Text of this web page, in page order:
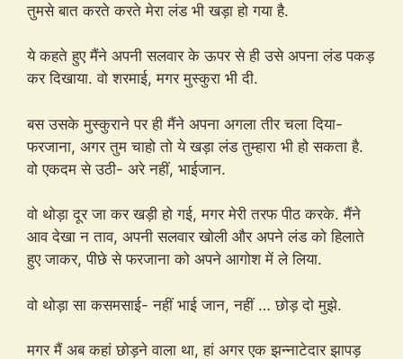
तुमसे बात करते करते मेरा लंड भी खड़ा हो गया है.
ये कहते हुए मैंने अपनी सलवार के ऊपर से ही उसे अपना लंड पकड़
कर दिखाया. वो शरमाई, मगर मुस्कुरा भी दी.
बस उसके मुस्कुराने पर ही मैंने अपना अगला तीर चला दिया-
फरजाना, अगर तुम चाहो तो ये खड़ा लंड तुम्हारा भी हो सकता है.
वो एकदम से उठी- अरे नहीं, भाईजान.
वो थोड़ा दूर जा कर खड़ी हो गई, मगर मेरी तरफ पीठ करके. मैंने
आव देखा न ताव, अपनी सलवार खोली और अपने लंड को हिलाते
हुए जाकर, पीछे से फरजाना को अपने आगोश में ले लिया.
वो थोड़ा सा कसमसाई- नहीं भाई जान, नहीं … छोड़ दो मुझे.
मगर मैं अब कहां छोड़ने वाला था, हां अगर एक झन्नाटेदार झापड़